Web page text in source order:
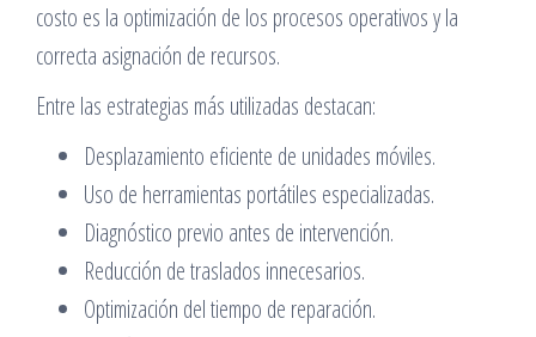
costo es la optimización de los procesos operativos y la
correcta asignación de recursos.
Entre las estrategias más utilizadas destacan:
Desplazamiento eficiente de unidades móviles.
Uso de herramientas portátiles especializadas.
Diagnóstico previo antes de intervención.
Reducción de traslados innecesarios.
Optimización del tiempo de reparación.